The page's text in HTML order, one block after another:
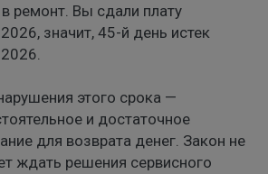
ремонт. Вы сдали плату
значит, 45-й день истек
этого срока —
и достаточное
для возврата денег. Закон не
ждать решения сервисного